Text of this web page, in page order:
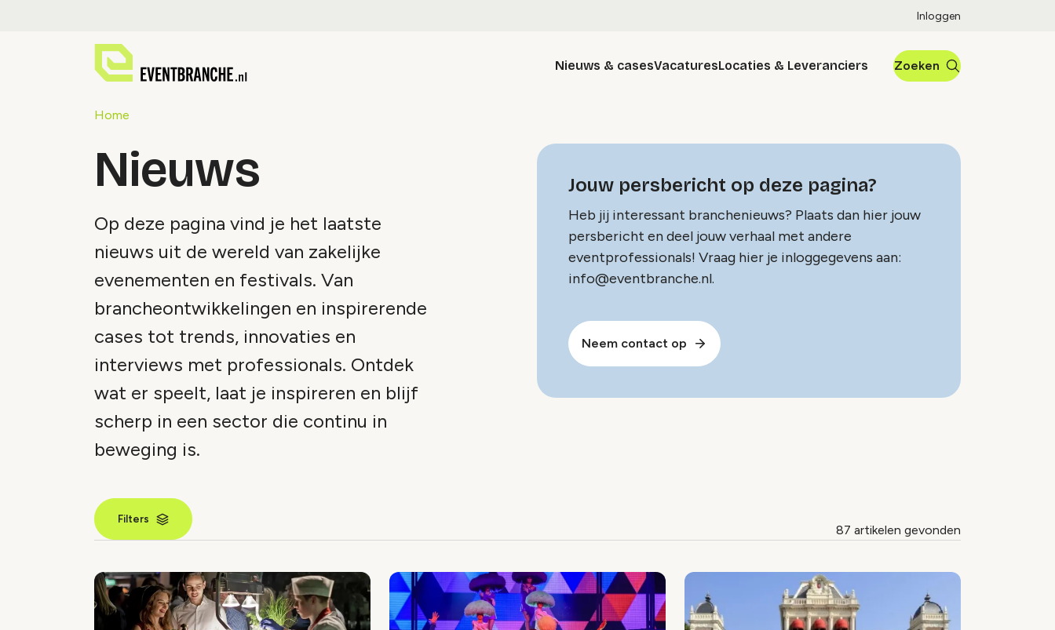
Inloggen
Nieuws & casesVacaturesLocaties & Leveranciers Zoeken
Home
Nieuws
Op deze pagina vind je het laatste
nieuws uit de wereld van zakelijke
evenementen en festivals. Van
brancheontwikkelingen en inspirerende
cases tot trends, innovaties en
interviews met professionals. Ontdek
wat er speelt, laat je inspireren en blijf
scherp in een sector die continu in
beweging is.
Jouw persbericht op deze pagina?
Heb jij interessant branchenieuws? Plaats dan hier jouw
persbericht en deel jouw verhaal met andere
eventprofessionals! Vraag hier je inloggegevens aan:
info@eventbranche.nl.
Neem contact op
Filters
87 artikelen gevonden
Nieuws index